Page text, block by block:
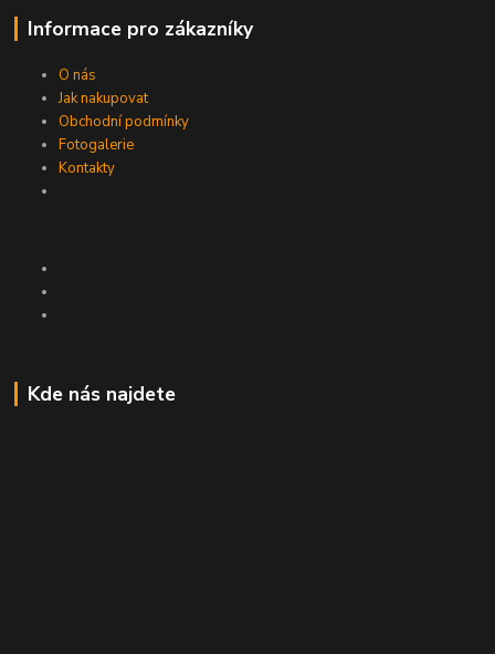
Informace pro zákazníky
O nás
Jak nakupovat
Obchodní podmínky
Fotogalerie
Kontakty
Kde nás najdete